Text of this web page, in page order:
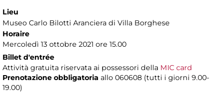
Lieu
Museo Carlo Bilotti Aranciera di Villa Borghese
Horaire
Mercoledì 13 ottobre 2021 ore 15.00
Billet d'entrée
Attività gratuita riservata ai possessori della MIC card
Prenotazione obbligatoria allo 060608 (tutti i giorni 9.00-
19.00)